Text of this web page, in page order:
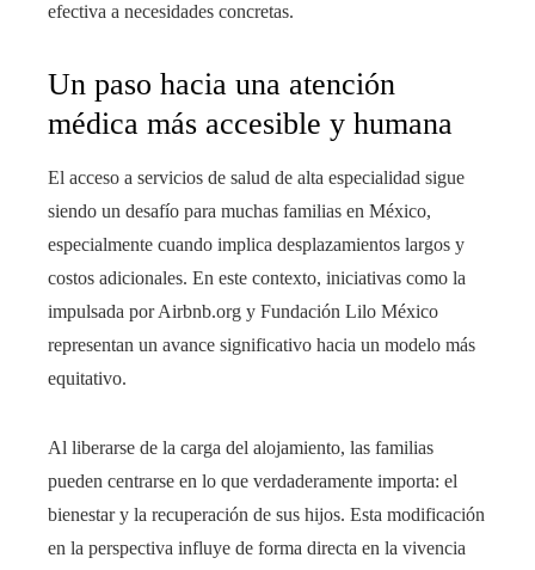
efectiva a necesidades concretas.
Un paso hacia una atención
médica más accesible y humana
El acceso a servicios de salud de alta especialidad sigue
siendo un desafío para muchas familias en México,
especialmente cuando implica desplazamientos largos y
costos adicionales. En este contexto, iniciativas como la
impulsada por Airbnb.org y Fundación Lilo México
representan un avance significativo hacia un modelo más
equitativo.
Al liberarse de la carga del alojamiento, las familias
pueden centrarse en lo que verdaderamente importa: el
bienestar y la recuperación de sus hijos. Esta modificación
en la perspectiva influye de forma directa en la vivencia